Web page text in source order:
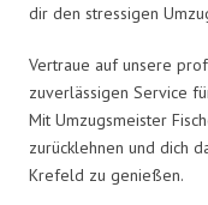
dir den stressigen
Vertraue auf unsere
zuverlässigen Service
Mit Umzugsmeister
zurücklehnen und dich
Krefeld zu genießen.